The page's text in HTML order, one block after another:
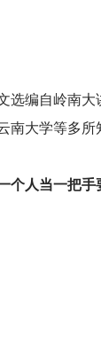
选编自岭南大
南大学等多所
个人当一把手